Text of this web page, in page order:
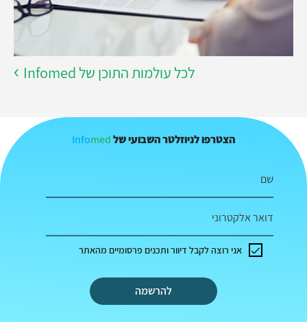
לכל עולמות התוכן של Infomed
הצטרפו לניוזלטר השבועי של Infomed
שם
דואר אלקטרוני
להרשמה
אני רוצה לקבל דיוור ותכנים פרסומיים מהאתר